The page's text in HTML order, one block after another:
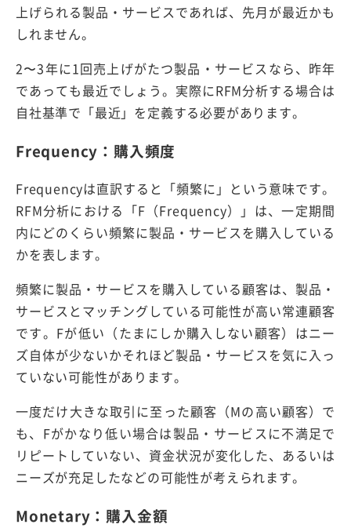
上げられる製品・サービスであれば、先月が最近かも
しれません。
2〜3年に1回売上げがたつ製品・サービスなら、昨年
であっても最近でしょう。実際にRFM分析する場合は
自社基準で「最近」を定義する必要があります。
Frequency：購入頻度
Frequencyは直訳すると「頻繁に」という意味です。
RFM分析における「F（Frequency）」は、一定期間
内にどのくらい頻繁に製品・サービスを購入している
かを表します。
頻繁に製品・サービスを購入している顧客は、製品・
サービスとマッチングしている可能性が高い常連顧客
です。Fが低い（たまにしか購入しない顧客）はニー
ズ自体が少ないかそれほど製品・サービスを気に入っ
ていない可能性があります。
一度だけ大きな取引に至った顧客（Mの高い顧客）で
も、Fがかなり低い場合は製品・サービスに不満足で
リピートしていない、資金状況が変化した、あるいは
ニーズが充足したなどの可能性が考えられます。
Monetary：購入金額